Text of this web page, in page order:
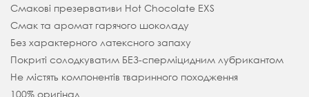
Смакові презервативи Hot Chocolate EXS
Смак та аромат гарячого шоколаду
Без характерного латексного запаху
Покриті солодкуватим БЕЗ-сперміцидним лубрикантом
Не містять компонентів тваринного походження
100% оригінал